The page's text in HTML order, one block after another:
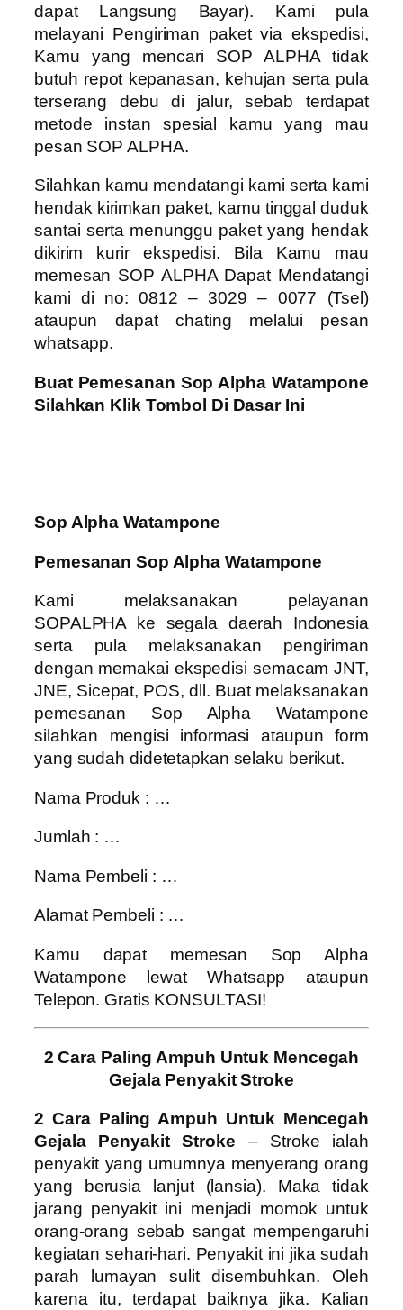
dapat Langsung Bayar). Kami pula
melayani Pengiriman paket via ekspedisi,
Kamu yang mencari SOP ALPHA tidak
butuh repot kepanasan, kehujan serta pula
terserang debu di jalur, sebab terdapat
metode instan spesial kamu yang mau
pesan SOP ALPHA.
Silahkan kamu mendatangi kami serta kami
hendak kirimkan paket, kamu tinggal duduk
santai serta menunggu paket yang hendak
dikirim kurir ekspedisi. Bila Kamu mau
memesan SOP ALPHA Dapat Mendatangi
kami di no: 0812 – 3029 – 0077 (Tsel)
ataupun dapat chating melalui pesan
whatsapp.
Buat Pemesanan Sop Alpha Watampone
Silahkan Klik Tombol Di Dasar Ini
Sop Alpha Watampone
Pemesanan Sop Alpha Watampone
Kami melaksanakan pelayanan
SOPALPHA ke segala daerah Indonesia
serta pula melaksanakan pengiriman
dengan memakai ekspedisi semacam JNT,
JNE, Sicepat, POS, dll. Buat melaksanakan
pemesanan Sop Alpha Watampone
silahkan mengisi informasi ataupun form
yang sudah didetetapkan selaku berikut.
Nama Produk : …
Jumlah : …
Nama Pembeli : …
Alamat Pembeli : …
Kamu dapat memesan Sop Alpha
Watampone lewat Whatsapp ataupun
Telepon. Gratis KONSULTASI!
2 Cara Paling Ampuh Untuk Mencegah
Gejala Penyakit Stroke
2 Cara Paling Ampuh Untuk Mencegah
Gejala Penyakit Stroke – Stroke ialah
penyakit yang umumnya menyerang orang
yang berusia lanjut (lansia). Maka tidak
jarang penyakit ini menjadi momok untuk
orang-orang sebab sangat mempengaruhi
kegiatan sehari-hari. Penyakit ini jika sudah
parah lumayan sulit disembuhkan. Oleh
karena itu, terdapat baiknya jika. Kalian